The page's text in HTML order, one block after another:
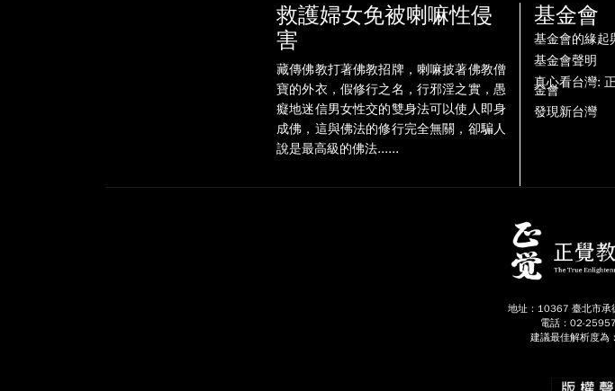
救護婦女免被喇嘛性侵
害
藏傳佛教打著佛教招牌，喇嘛披著佛教僧
寶的外衣，假修行之名，行邪淫之實，愚
癡地迷信男女性交的雙身法可以使人即身
成佛，這與佛法的修行完全無關，卻騙人
說是最高級的佛法......
基金會
基金會的緣起
基金會聲明
真心看台灣:
金會
發現新台灣
地址：10367 臺北市
電話：02-
建議最佳解析度